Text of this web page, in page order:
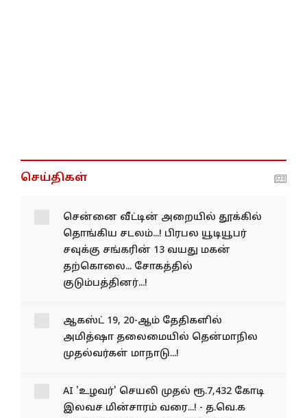
செய்திகள்
சென்னை வீட்டின் அறையில் தூக்கில்
தொங்கிய சடலம்...! பிரபல யூடியூபர்
சவுக்கு சங்கரின் 13 வயது மகன்
தற்கொலை... சோகத்தில்
குடும்பத்தினர்...!
ஆகஸ்ட் 19, 20-ஆம் தேதிகளில்
அமித்ஷா தலைமையில் தென்மாநில
முதல்வர்கள் மாநாடு...!
AI 'உழவர்' செயலி முதல் ரூ.7,432 கோடி
இலவச மின்சாரம் வரை...! - த.வெ.க